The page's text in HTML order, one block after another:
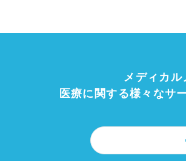
メディカ
医療に関する様々なサ